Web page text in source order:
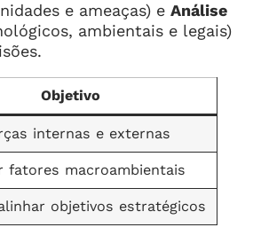
e ameaças) e Análise
ambientais e legais)
Objetivo
internas e externas
fatores macroambientais
objetivos estratégicos